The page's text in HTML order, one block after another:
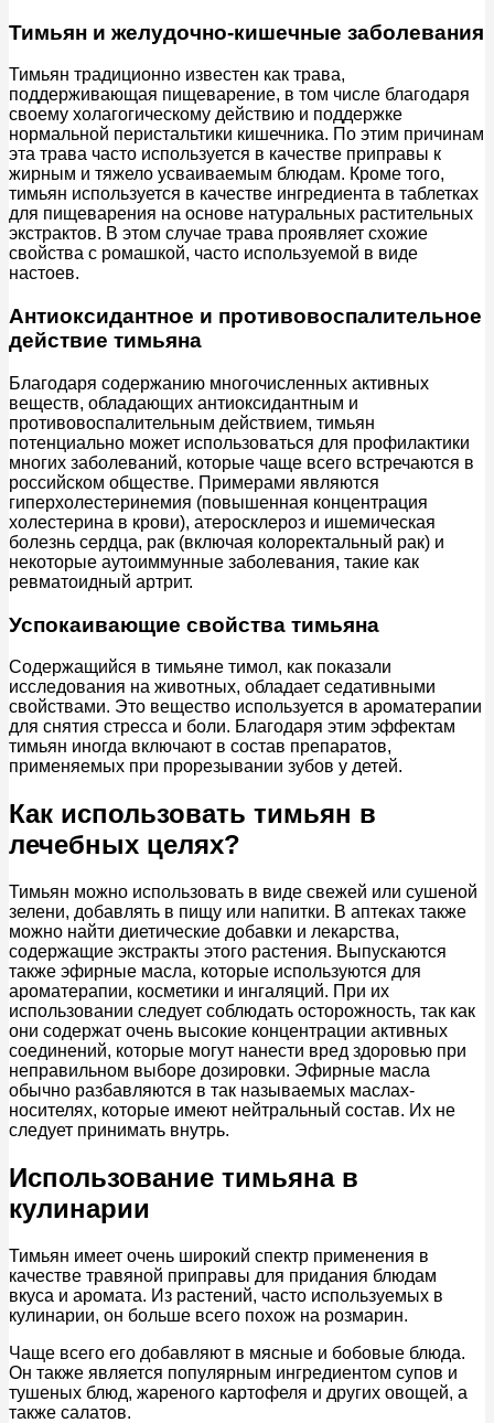
Тимьян и желудочно-кишечные заболевания
Тимьян традиционно известен как трава,
поддерживающая пищеварение, в том числе благодаря
своему холагогическому действию и поддержке
нормальной перистальтики кишечника. По этим причинам
эта трава часто используется в качестве приправы к
жирным и тяжело усваиваемым блюдам. Кроме того,
тимьян используется в качестве ингредиента в таблетках
для пищеварения на основе натуральных растительных
экстрактов. В этом случае трава проявляет схожие
свойства с ромашкой, часто используемой в виде
настоев.
Антиоксидантное и противовоспалительное
действие тимьяна
Благодаря содержанию многочисленных активных
веществ, обладающих антиоксидантным и
противовоспалительным действием, тимьян
потенциально может использоваться для профилактики
многих заболеваний, которые чаще всего встречаются в
российском обществе. Примерами являются
гиперхолестеринемия (повышенная концентрация
холестерина в крови), атеросклероз и ишемическая
болезнь сердца, рак (включая колоректальный рак) и
некоторые аутоиммунные заболевания, такие как
ревматоидный артрит.
Успокаивающие свойства тимьяна
Содержащийся в тимьяне тимол, как показали
исследования на животных, обладает седативными
свойствами. Это вещество используется в ароматерапии
для снятия стресса и боли. Благодаря этим эффектам
тимьян иногда включают в состав препаратов,
применяемых при прорезывании зубов у детей.
Как использовать тимьян в
лечебных целях?
Тимьян можно использовать в виде свежей или сушеной
зелени, добавлять в пищу или напитки. В аптеках также
можно найти диетические добавки и лекарства,
содержащие экстракты этого растения. Выпускаются
также эфирные масла, которые используются для
ароматерапии, косметики и ингаляций. При их
использовании следует соблюдать осторожность, так как
они содержат очень высокие концентрации активных
соединений, которые могут нанести вред здоровью при
неправильном выборе дозировки. Эфирные масла
обычно разбавляются в так называемых маслах-
носителях, которые имеют нейтральный состав. Их не
следует принимать внутрь.
Использование тимьяна в
кулинарии
Тимьян имеет очень широкий спектр применения в
качестве травяной приправы для придания блюдам
вкуса и аромата. Из растений, часто используемых в
кулинарии, он больше всего похож на розмарин.
Чаще всего его добавляют в мясные и бобовые блюда.
Он также является популярным ингредиентом супов и
тушеных блюд, жареного картофеля и других овощей, а
также салатов.